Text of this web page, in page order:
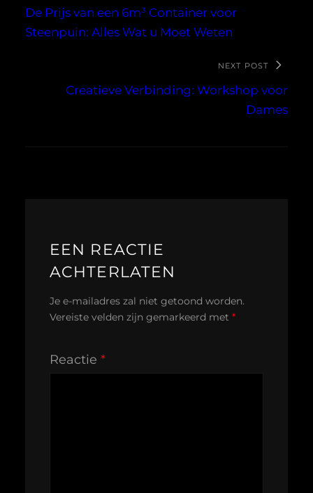
De Prijs van een 6m³ Container voor
Steenpuin: Alles Wat u Moet Weten
NEXT POST
Creatieve Verbinding: Workshop voor
Dames
EEN REACTIE
ACHTERLATEN
Je e-mailadres zal niet getoond worden.
Vereiste velden zijn gemarkeerd met *
Reactie *